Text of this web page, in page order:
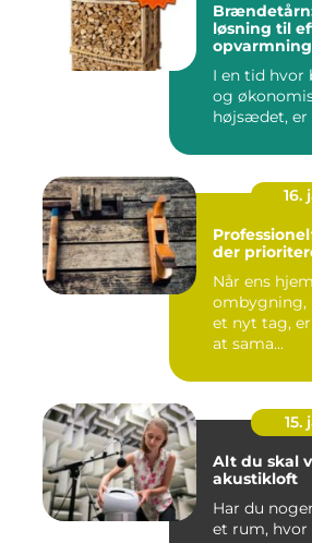
løsning til
opvarmning
I en tid
og
højsædet, er
16.
der
Når ens
ombygning,
et nyt tag,
at sama...
15.
Alt du skal
akustikloft
Har du
et rum, hvor